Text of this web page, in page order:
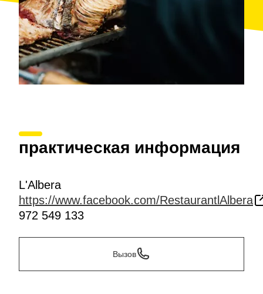
практическая информация
L'Albera
https://www.facebook.com/RestaurantlAlbera
972 549 133
Вызов